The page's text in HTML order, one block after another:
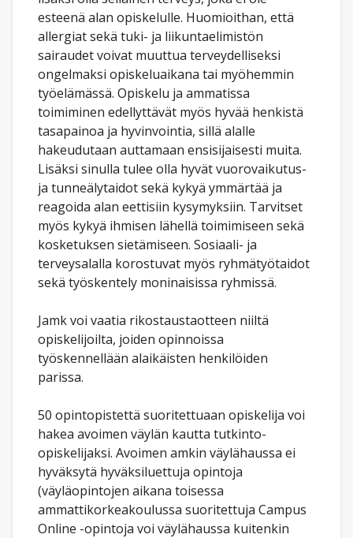
esteenä alan opiskelulle. Huomioithan, että
allergiat sekä tuki- ja liikuntaelimistön
sairaudet voivat muuttua terveydelliseksi
ongelmaksi opiskeluaikana tai myöhemmin
työelämässä. Opiskelu ja ammatissa
toimiminen edellyttävät myös hyvää henkistä
tasapainoa ja hyvinvointia, sillä alalle
hakeudutaan auttamaan ensisijaisesti muita.
Lisäksi sinulla tulee olla hyvät vuorovaikutus-
ja tunneälytaidot sekä kykyä ymmärtää ja
reagoida alan eettisiin kysymyksiin. Tarvitset
myös kykyä ihmisen lähellä toimimiseen sekä
kosketuksen sietämiseen. Sosiaali- ja
terveysalalla korostuvat myös ryhmätyötaidot
sekä työskentely moninaisissa ryhmissä.
Jamk voi vaatia rikostaustaotteen niiltä
opiskelijoilta, joiden opinnoissa
työskennellään alaikäisten henkilöiden
parissa.
50 opintopistettä suoritettuaan opiskelija voi
hakea avoimen väylän kautta tutkinto-
opiskelijaksi. Avoimen amkin väylähaussa ei
hyväksytä hyväksiluettuja opintoja
(väyläopintojen aikana toisessa
ammattikorkeakoulussa suoritettuja Campus
Online -opintoja voi väylähaussa kuitenkin